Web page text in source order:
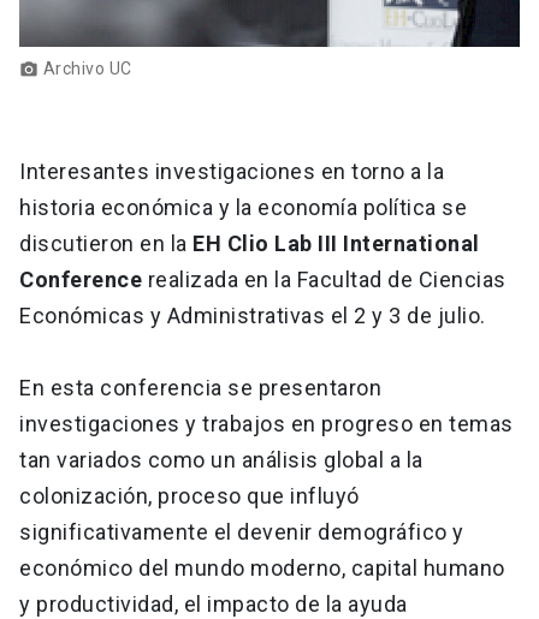
photo_camera Archivo UC
Interesantes investigaciones en torno a la
historia económica y la economía política se
discutieron en la EH Clio Lab III International
Conference realizada en la Facultad de Ciencias
Económicas y Administrativas el 2 y 3 de julio.
En esta conferencia se presentaron
investigaciones y trabajos en progreso en temas
tan variados como un análisis global a la
colonización, proceso que influyó
significativamente el devenir demográfico y
económico del mundo moderno, capital humano
y productividad, el impacto de la ayuda